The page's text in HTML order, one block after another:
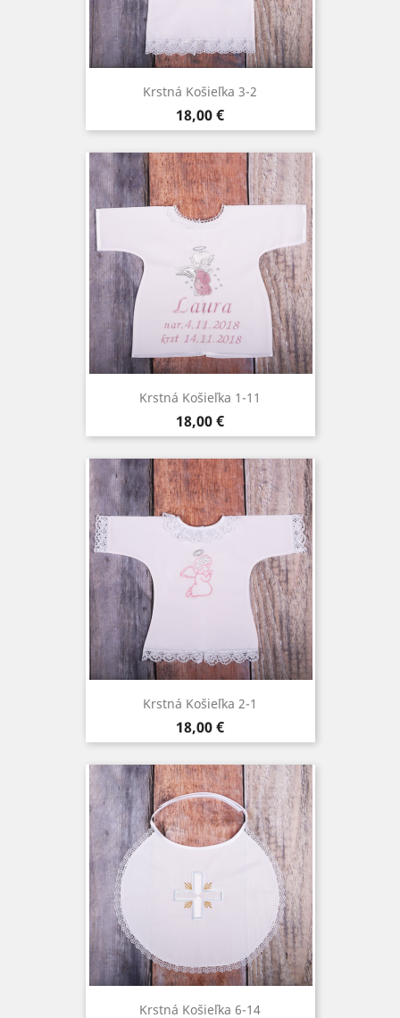
Krstná Košieľka 3-2
Cena
18,00 €
Krstná Košieľka 1-11
Cena
18,00 €
Krstná Košieľka 2-1
Cena
18,00 €
Krstná Košieľka 6-14